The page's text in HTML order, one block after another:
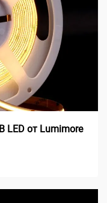
LED от Lumimore